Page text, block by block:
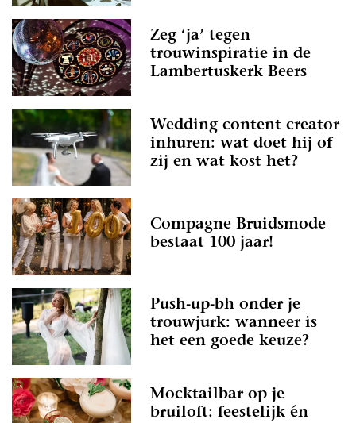
Zeg ‘ja’ tegen
trouwinspiratie in de
Lambertuskerk Beers
Wedding content creator
inhuren: wat doet hij of
zij en wat kost het?
Compagne Bruidsmode
bestaat 100 jaar!
Push-up-bh onder je
trouwjurk: wanneer is
het een goede keuze?
Mocktailbar op je
bruiloft: feestelijk én